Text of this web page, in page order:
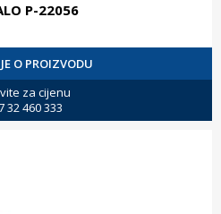
P-22056
O PROIZVODU
za cijenu
32 460 333